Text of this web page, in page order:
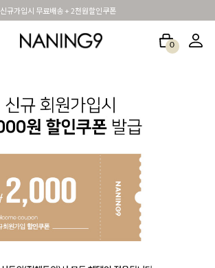
신규가입시 무료배송 + 2천원할인쿠폰
0